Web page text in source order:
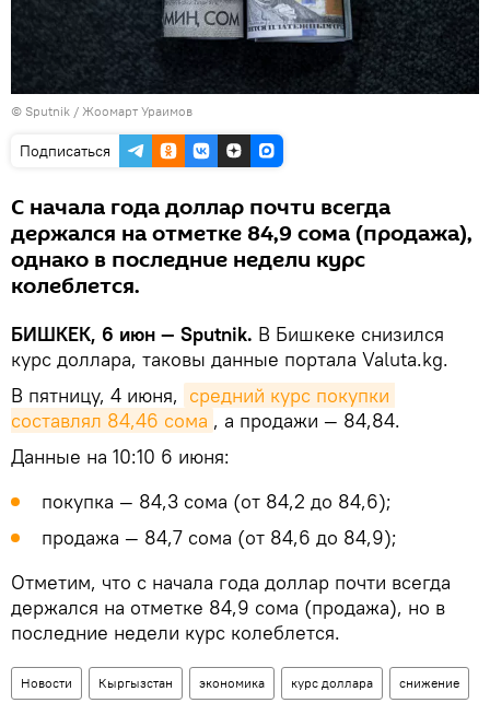
© Sputnik / Жоомарт Ураимов
Подписаться
С начала года доллар почти всегда
держался на отметке 84,9 сома (продажа),
однако в последние недели курс
колеблется.
БИШКЕК, 6 июн — Sputnik. В Бишкеке снизился
курс доллара, таковы данные портала Valuta.kg.
В пятницу, 4 июня, средний курс покупки
составлял 84,46 сома , а продажи — 84,84.
Данные на 10:10 6 июня:
покупка — 84,3 сома (от 84,2 до 84,6);
продажа — 84,7 сома (от 84,6 до 84,9);
Отметим, что с начала года доллар почти всегда
держался на отметке 84,9 сома (продажа), но в
последние недели курс колеблется.
Новости Кыргызстан экономика курс доллара снижение